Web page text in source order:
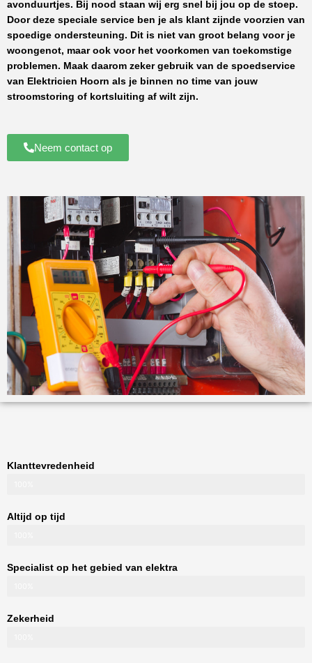
avonduurtjes. Bij nood staan wij erg snel bij jou op de stoep.
Door deze speciale service ben je als klant zijnde voorzien van
spoedige ondersteuning. Dit is niet van groot belang voor je
woongenot, maar ook voor het voorkomen van toekomstige
problemen. Maak daarom zeker gebruik van de spoedservice
van Elektricien Hoorn als je binnen no time van jouw
stroomstoring of kortsluiting af wilt zijn.
Neem contact op
Klanttevredenheid
Altijd op tijd
Specialist op het gebied van elektra
Zekerheid